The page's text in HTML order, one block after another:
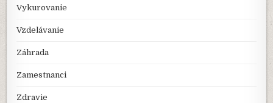
Vykurovanie
Vzdelávanie
Záhrada
Zamestnanci
Zdravie